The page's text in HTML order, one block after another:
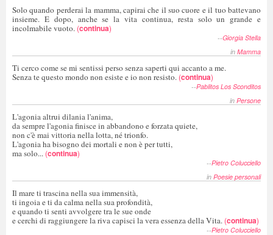
Solo quando perderai la mamma, capirai che il suo cuore e il tuo battevano
insieme. E dopo, anche se la vita continua, resta solo un grande e
incolmabile vuoto. (continua)
--Giorgia Stella
in Mamma
Ti cerco come se mi sentissi perso senza saperti qui accanto a me.
Senza te questo mondo non esiste e io non resisto. (continua)
--Pablitos Los Sconditos
in Persone
L'agonia altrui dilania l'anima,
da sempre l'agonia finisce in abbandono e forzata quiete,
non c'è mai vittoria nella lotta, né trionfo.
L'agonia ha bisogno dei mortali e non è per tutti,
ma solo... (continua)
--Pietro Colucciello
in Poesie personali
Il mare ti trascina nella sua immensità,
ti ingoia e ti da calma nella sua profondità,
e quando ti senti avvolgere tra le sue onde
e cerchi di raggiungere la riva capisci la vera essenza della Vita. (continua)
--Pietro Colucciello